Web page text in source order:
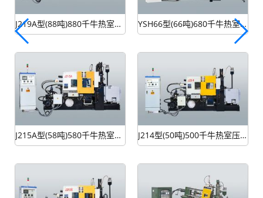
J219A型(88吨)880千牛热室压铸机 YSH66型(66吨)680千牛热室压铸机
J215A型(58吨)580千牛热室压铸机 J214型(50吨)500千牛热室压铸机